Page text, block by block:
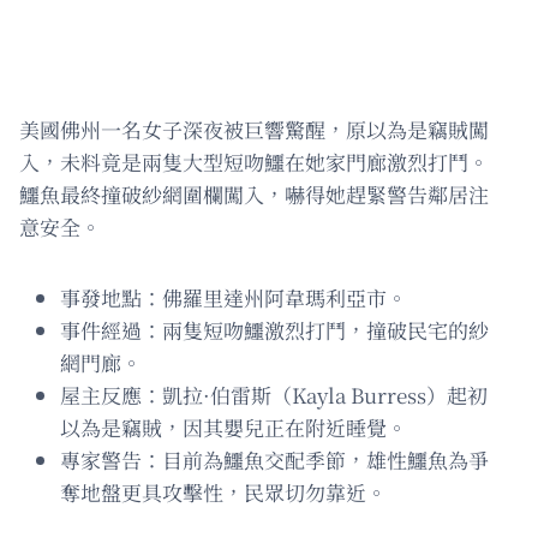
美國佛州一名女子深夜被巨響驚醒，原以為是竊賊闖
入，未料竟是兩隻大型短吻鱷在她家門廊激烈打鬥。
鱷魚最終撞破紗網圍欄闖入，嚇得她趕緊警告鄰居注
意安全。
事發地點：佛羅里達州阿韋瑪利亞市。
事件經過：兩隻短吻鱷激烈打鬥，撞破民宅的紗
網門廊。
屋主反應：凱拉·伯雷斯（Kayla Burress）起初
以為是竊賊，因其嬰兒正在附近睡覺。
專家警告：目前為鱷魚交配季節，雄性鱷魚為爭
奪地盤更具攻擊性，民眾切勿靠近。